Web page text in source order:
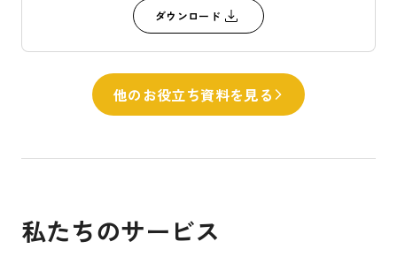
ダウンロード
他のお役立ち資料を見る
私たちのサービス